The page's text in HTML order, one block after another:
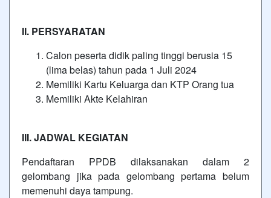
II. PERSYARATAN
Calon peserta didik paling tinggi berusia 15
(lima belas) tahun pada 1 Juli 2024
Memiliki Kartu Keluarga dan KTP Orang tua
Memiliki Akte Kelahiran
III. JADWAL KEGIATAN
Pendaftaran PPDB dilaksanakan dalam 2
gelombang jika pada gelombang pertama belum
memenuhi daya tampung.